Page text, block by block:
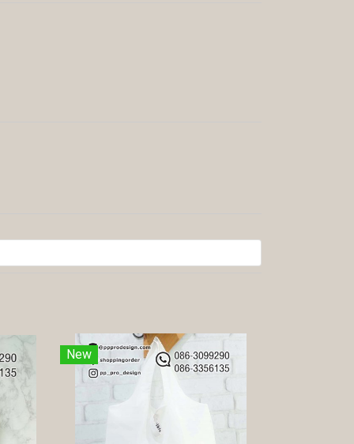
New